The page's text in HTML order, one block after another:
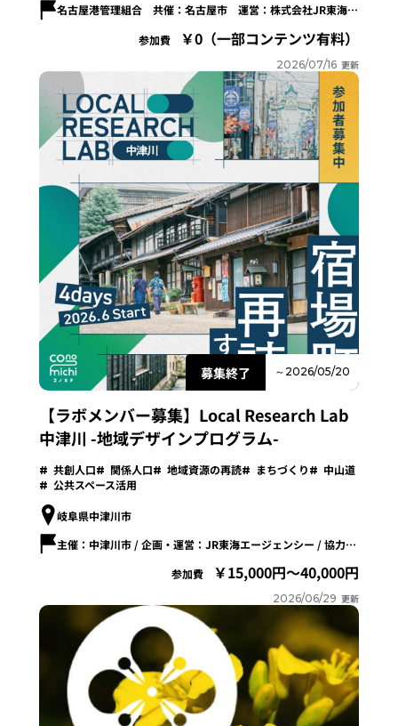
名古屋港管理組合 共催：名古屋市 運営：株式会社JR東海エージェンシー
参加費
0（一部コンテンツ有料）
2026/07/16 更新
募集終了 ～2026/05/20
【ラボメンバー募集】Local Research Lab
中津川 -地域デザインプログラム-
共創人口 関係人口 地域資源の再読 まちづくり
中山道
公共スペース活用
岐阜県中津川市
主催：中津川市 / 企画・運営：JR東海エージェンシー / 協力：KESIKI
参加費
15,000円～40,000円
2026/06/29 更新